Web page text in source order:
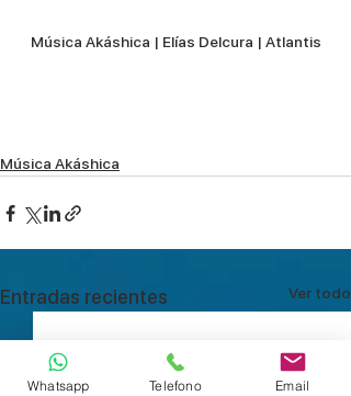
Música Akáshica | Elías Delcura | Atlantis
Música Akáshica
Entradas recientes Ver todo
Whatsapp Telefono Email